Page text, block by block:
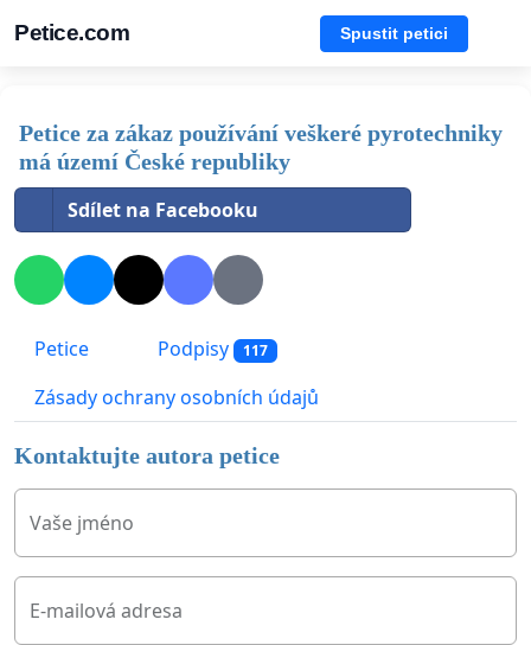
Petice.com Spustit petici
Petice za zákaz používání veškeré pyrotechniky
má území České republiky
Sdílet na Facebooku
Petice Podpisy 117
Zásady ochrany osobních údajů
Kontaktujte autora petice
Vaše jméno
E-mailová adresa